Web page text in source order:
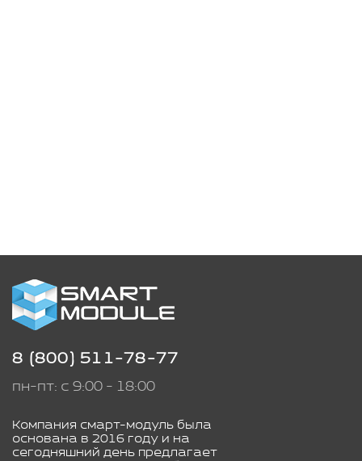
8 (800) 511-78-77
пн-пт: с 9:00 - 18:00
Компания смарт-модуль была
основана в 2016 году и на
сегодняшний день предлагает